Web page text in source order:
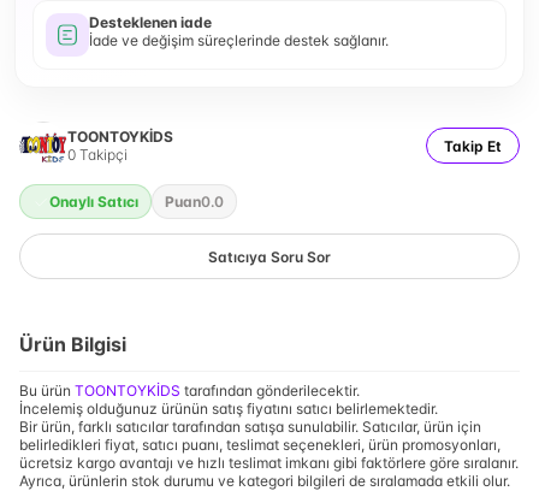
Desteklenen iade
İade ve değişim süreçlerinde destek sağlanır.
TOONTOYKİDS
0 Takipçi Takip Et
Onaylı Satıcı Puan0.0
Satıcıya Soru Sor
Ürün Bilgisi
Bu ürün TOONTOYKİDS tarafından gönderilecektir.
İncelemiş olduğunuz ürünün satış fiyatını satıcı belirlemektedir.
Bir ürün, farklı satıcılar tarafından satışa sunulabilir. Satıcılar, ürün için
belirledikleri fiyat, satıcı puanı, teslimat seçenekleri, ürün promosyonları,
ücretsiz kargo avantajı ve hızlı teslimat imkanı gibi faktörlere göre sıralanır.
Ayrıca, ürünlerin stok durumu ve kategori bilgileri de sıralamada etkili olur.